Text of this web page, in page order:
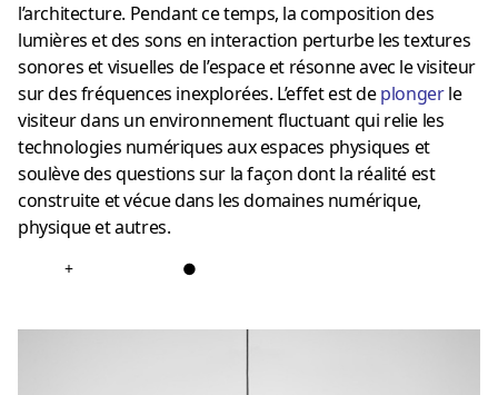
l’architecture. Pendant ce temps, la composition des
lumières et des sons en interaction perturbe les textures
sonores et visuelles de l’espace et résonne avec le visiteur
sur des fréquences inexplorées. L’effet est deplongerle
visiteur dans un environnement fluctuant qui relie les
technologies numériques aux espaces physiques et
soulève des questions sur la façon dont la réalité est
construite et vécue dans les domaines numérique,
physique et autres.
+ ●